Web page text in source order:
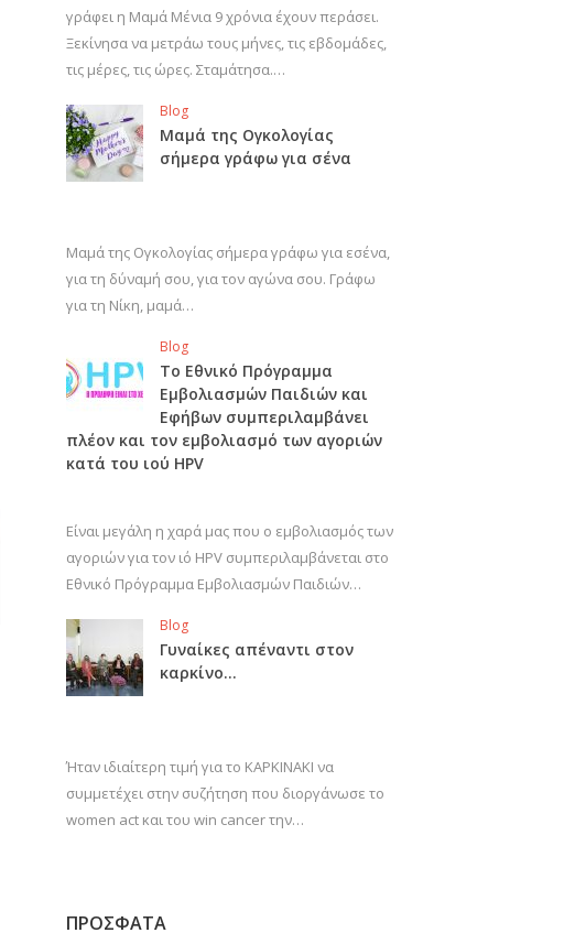
γράφει η Μαμά Μένια 9 χρόνια έχουν περάσει.
Ξεκίνησα να μετράω τους μήνες, τις εβδομάδες,
τις μέρες, τις ώρες. Σταμάτησα.…
Blog
Μαμά της Ογκολογίας
σήμερα γράφω για σένα
Μαμά της Ογκολογίας σήμερα γράφω για εσένα,
για τη δύναμή σου, για τον αγώνα σου. Γράφω
για τη Νίκη, μαμά…
Blog
Το Εθνικό Πρόγραμμα
Εμβολιασμών Παιδιών και
Εφήβων συμπεριλαμβάνει
πλέον και τον εμβολιασμό των αγοριών
κατά του ιού HPV
Είναι μεγάλη η χαρά μας που ο εμβολιασμός των
αγοριών για τον ιό HPV συμπεριλαμβάνεται στο
Εθνικό Πρόγραμμα Εμβολιασμών Παιδιών…
Blog
Γυναίκες απέναντι στον
καρκίνο…
Ήταν ιδιαίτερη τιμή για το ΚΑΡΚΙΝΑΚΙ να
συμμετέχει στην συζήτηση που διοργάνωσε το
women act και του win cancer την…
ΠΡΟΣΦΑΤΑ